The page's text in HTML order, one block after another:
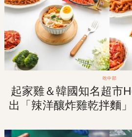
吃中部
起家雞＆韓國知名超市
出「辣洋釀炸雞乾拌麵